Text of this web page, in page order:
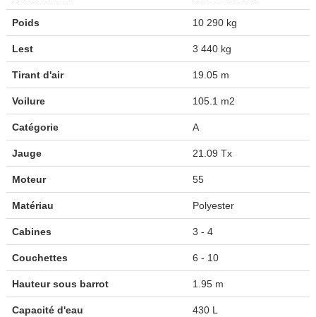
Poids 10 290 kg
Lest 3 440 kg
Tirant d'air 19.05 m
Voilure 105.1 m2
Catégorie A
Jauge 21.09 Tx
Moteur 55
Matériau Polyester
Cabines 3 - 4
Couchettes 6 - 10
Hauteur sous barrot 1.95 m
Capacité d'eau 430 L